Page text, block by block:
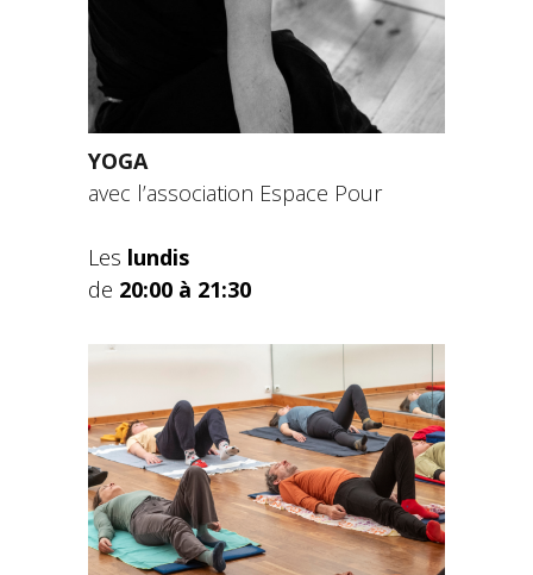
YOGA
avec l’association Espace Pour
Les lundis
de 20:00 à 21:30